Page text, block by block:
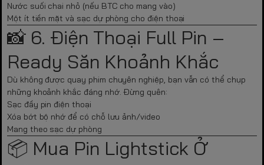
Nước suối chai nhỏ (nếu BTC cho mang vào)
Một ít tiền mặt và sạc dự phòng cho điện thoại
📸 6. Điện Thoại Full Pin –
Ready Săn Khoảnh Khắc
Dù không được quay phim chuyên nghiệp, bạn vẫn có thể chụp
những khoảnh khắc đáng nhớ. Đừng quên:
Sạc đầy pin điện thoại
Xóa bớt bộ nhớ để có chỗ lưu ảnh/video
Mang theo sạc dự phòng
📦 Mua Pin Lightstick Ở